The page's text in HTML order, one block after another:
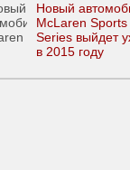
Новый
McLaren Sports
Series выйдет
в 2015 году